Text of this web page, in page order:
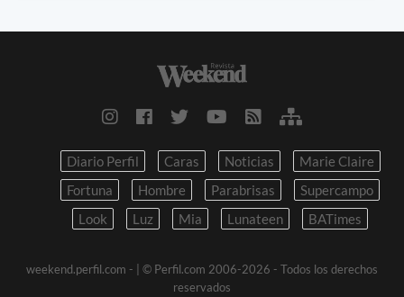
Diario Perfil Caras Noticias
Marie Claire
Fortuna
Hombre Parabrisas
Supercampo
Look
Luz Mia Lunateen BATimes
weekend.perfil.com -
| © Perfil.com 2006-2026 - Todos los derechos
reservados